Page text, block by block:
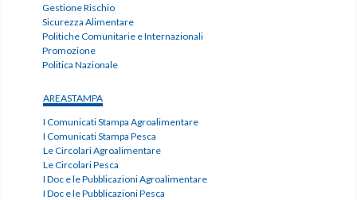
Gestione Rischio
Sicurezza Alimentare
Politiche Comunitarie e Internazionali
Promozione
Politica Nazionale
AREASTAMPA
I Comunicati Stampa Agroalimentare
I Comunicati Stampa Pesca
Le Circolari Agroalimentare
Le Circolari Pesca
I Doc e le Pubblicazioni Agroalimentare
I Doc e le Pubblicazioni Pesca